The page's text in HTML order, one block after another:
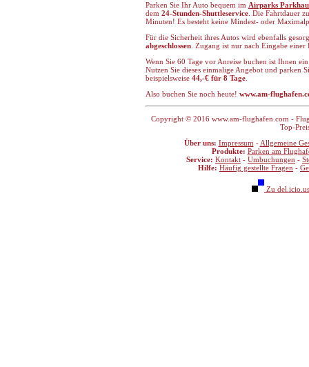
Parken Sie Ihr Auto bequem im Airparks
dem 24-Stunden-Shuttleservice . Die Fahrtdauer
Minuten! Es besteht keine Mindest- oder
Für die Sicherheit ihres Autos wird ebenfalls
abgeschlossen . Zugang ist nur nach Eingabe
Wenn Sie 60 Tage vor Anreise buchen ist Ihnen
Nutzen Sie dieses einmalige Angebot und parken
beispielsweise 44,-€ für 8 Tage
Also buchen Sie noch heute! www.am-
Copyright © 2016 www.am-flughafen.com -
Top-
Über uns: Impressum - Allgemeine
Produkte: Parken am
Service: Kontakt - Umbuchungen -
Hilfe: Häufig gestellte Fragen -
Zu